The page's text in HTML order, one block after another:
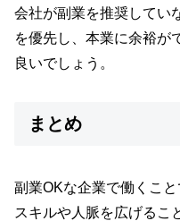
会社が副業を推奨してい
を優先し、本業に余裕が
良いでしょう。
まとめ
副業OKな企業で働くこ
スキルや人脈を広げるこ